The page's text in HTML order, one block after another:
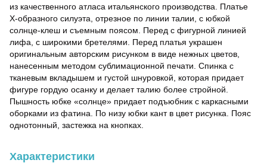
из качественного атласа итальянского производства. Платье
X-образного силуэта, отрезное по линии талии, с юбкой
солнце-клеш и съемным поясом. Перед с фигурной линией
лифа, с широкими бретелями. Перед платья украшен
оригинальным авторским рисунком в виде нежных цветов,
нанесенным методом сублимационной печати. Спинка с
тканевым вкладышем и густой шнуровкой, которая придает
фигуре гордую осанку и делает талию более стройной.
Пышность юбке «солнце» придает подъюбник с каркасными
оборками из фатина. По низу юбки кант в цвет рисунка. Пояс
однотонный, застежка на кнопках.
Характеристики